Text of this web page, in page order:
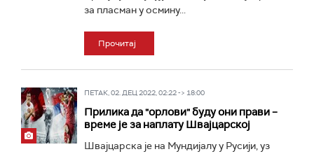
за пласман у осмину...
Прочитај
ПЕТАК, 02. ДЕЦ 2022, 02:22 -> 18:00
Прилика да "орлови" буду они прави –
време је за наплату Швајцарској
Швајцарска је на Мундијалу у Русији, уз